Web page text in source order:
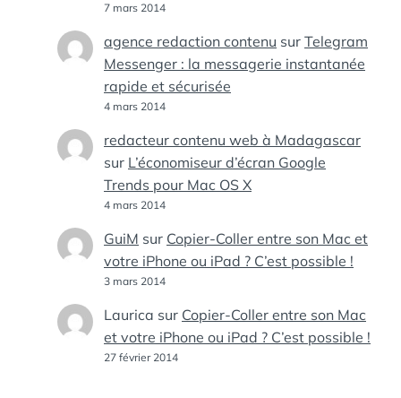
7 mars 2014
agence redaction contenu sur Telegram
Messenger : la messagerie instantanée
rapide et sécurisée
4 mars 2014
redacteur contenu web à Madagascar
sur L’économiseur d’écran Google
Trends pour Mac OS X
4 mars 2014
GuiM sur Copier-Coller entre son Mac et
votre iPhone ou iPad ? C’est possible !
3 mars 2014
Laurica sur Copier-Coller entre son Mac
et votre iPhone ou iPad ? C’est possible !
27 février 2014